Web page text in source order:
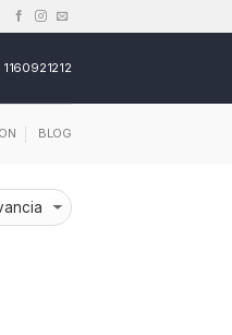
1160921212
BLOG